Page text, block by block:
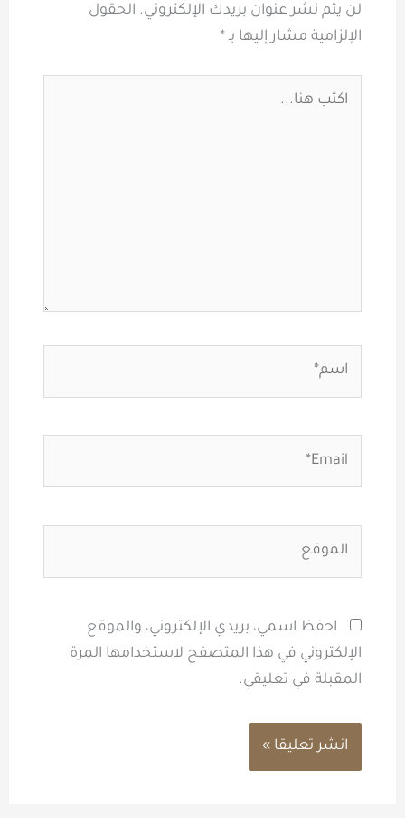
لن يتم نشر عنوان بريدك الإلكتروني. الحقول
الإلزامية مشار إليها بـ*
احفظ اسمي، بريدي الإلكتروني، والموقع
الإلكتروني في هذا المتصفح لاستخدامها المرة
المقبلة في تعليقي.